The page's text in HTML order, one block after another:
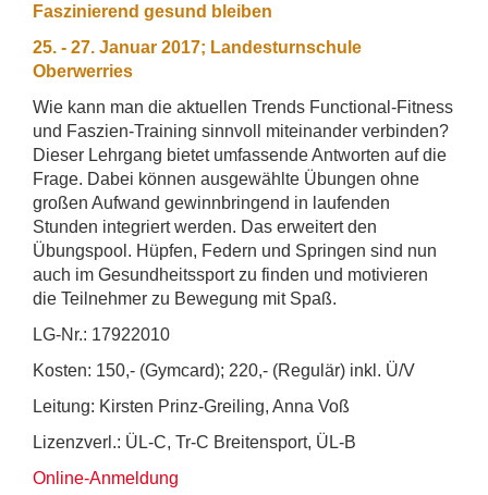
Faszinierend gesund bleiben
25. - 27. Januar 2017; Landesturnschule
Oberwerries
Wie kann man die aktuellen Trends Functional-Fitness
und Faszien-Training sinnvoll miteinander verbinden?
Dieser Lehrgang bietet umfassende Antworten auf die
Frage. Dabei können ausgewählte Übungen ohne
großen Aufwand gewinnbringend in laufenden
Stunden integriert werden. Das erweitert den
Übungspool. Hüpfen, Federn und Springen sind nun
auch im Gesundheitssport zu finden und motivieren
die Teilnehmer zu Bewegung mit Spaß.
LG-Nr.: 17922010
Kosten: 150,- (Gymcard); 220,- (Regulär) inkl. Ü/V
Leitung: Kirsten Prinz-Greiling, Anna Voß
Lizenzverl.: ÜL-C, Tr-C Breitensport, ÜL-B
Online-Anmeldung